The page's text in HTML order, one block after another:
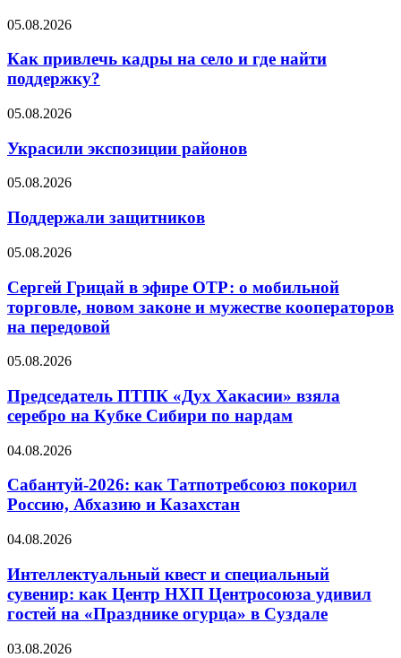
05.08.2026
Как привлечь кадры на село и где найти
поддержку?
05.08.2026
Украсили экспозиции районов
05.08.2026
Поддержали защитников
05.08.2026
Сергей Грицай в эфире ОТР: о мобильной
торговле, новом законе и мужестве кооператоров
на передовой
05.08.2026
Председатель ПТПК «Дух Хакасии» взяла
серебро на Кубке Сибири по нардам
04.08.2026
Сабантуй-2026: как Татпотребсоюз покорил
Россию, Абхазию и Казахстан
04.08.2026
Интеллектуальный квест и специальный
сувенир: как Центр НХП Центросоюза удивил
гостей на «Празднике огурца» в Суздале
03.08.2026